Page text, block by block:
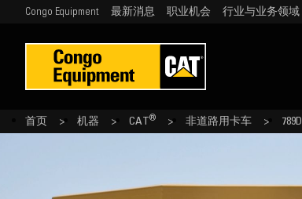
Congo Equipment 最新消息 职业机会 行业与业务领域
首页 机器 CAT ® 非道路用卡车 789D